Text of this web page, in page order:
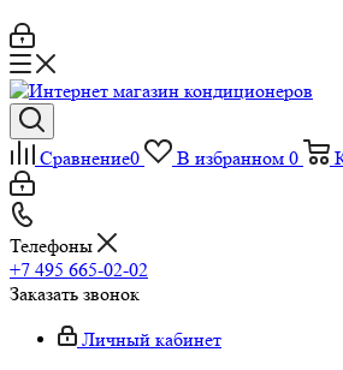
Сравнение0 В избранном 0
Телефоны
+7 495 665-02-02
Заказать звонок
Личный кабинет